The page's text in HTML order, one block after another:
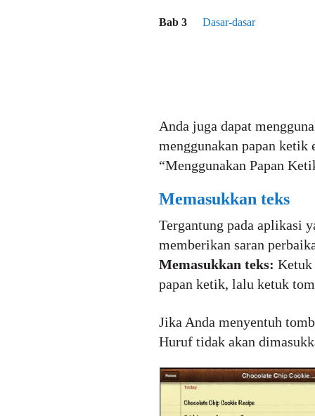
Bab 3 Dasar-dasar
Anda juga dapat
menggunakan papan
“Menggunakan Papan
Memasukkan teks
Tergantung pada aplikasi
memberikan saran
Memasukkan teks: Ketuk
papan ketik, lalu ketuk
Jika Anda menyentuh
Huruf tidak akan